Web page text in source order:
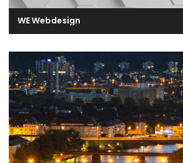
WE Webdesign